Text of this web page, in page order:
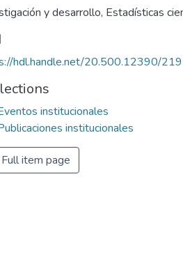
y desarrollo, Estadísticas
hdl.handle.net/20.500.12390/
institucionales
institucionales
Full item page